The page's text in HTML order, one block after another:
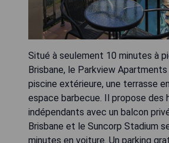
Situé à seulement 10 minutes à
Brisbane, le Parkview
piscine extérieure, une terrasse
espace barbecue. Il propose des
indépendants avec un balcon
Brisbane et le Suncorp Stadium
minutes en voiture. Un parking